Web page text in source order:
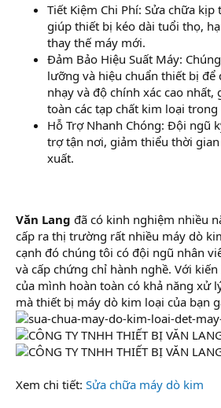
Tiết Kiệm Chi Phí: Sửa chữa
giúp thiết bị kéo dài tuổi thọ,
thay thế máy mới.
Đảm Bảo Hiệu Suất Máy:
lưỡng và hiệu chuẩn thiết bị để
nhạy và độ chính xác cao nhất,
toàn các tạp chất kim loại trong
Hỗ Trợ Nhanh Chóng: Đội ngũ
trợ tận nơi, giảm thiểu thời
xuất.
Văn Lang đã có kinh nghiệm nhiều
cấp ra thị trường rất nhiều máy dò
cạnh đó chúng tôi có đội ngũ nhân
và cấp chứng chỉ hành nghề. Với
của mình hoàn toàn có khả năng xử
mà thiết bị máy dò kim loại của bạn
Xem chi tiết: Sửa chữa máy dò kim